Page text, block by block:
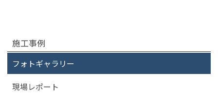
施工事例
フォトギャラリー
現場レポート